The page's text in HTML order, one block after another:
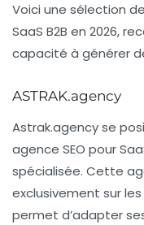
Voici une sélection
SaaS B2B en 2026,
capacité à générer
ASTRAK.agency
Astrak.agency se
agence SEO pour
spécialisée. Cette
exclusivement sur
permet d’adapter